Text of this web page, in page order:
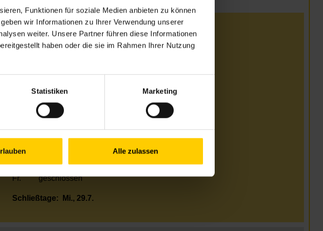
Funktionen für soziale Medien anbieten zu können
wir Informationen zu Ihrer Verwendung unserer
weiter. Unsere Partner führen diese Informationen
haben oder die sie im Rahmen Ihrer Nutzung
Statistiken Marketing
Alle zulassen
Öffnungszeiten bis 12. Juli
Mi.
13.00–18.00 Uhr
09.00–13.00 Uhr
Öffnungszeiten von 13. Juli bis 31. August
Mo.
10.00–14.00 Uhr
Di.
09.00–12.00 und 13.00–17.00 Uhr
Fr.
geschlossen
Schließtage: Mi., 29.7.